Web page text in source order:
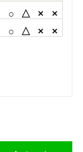
○ △ × ×
○ △ × ×